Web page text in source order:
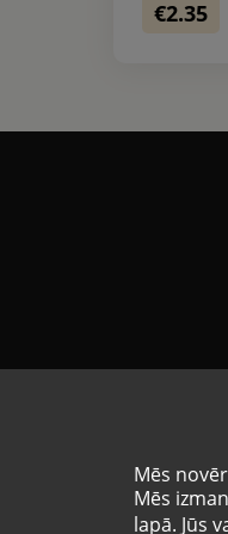
Mēs
Mēs
lapā. Jūs
€2.35